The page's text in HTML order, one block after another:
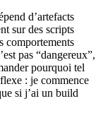
d’artefacts
sur des scripts
comportements
pas “dangereux”,
pourquoi tel
: je commence
si j’ai un build